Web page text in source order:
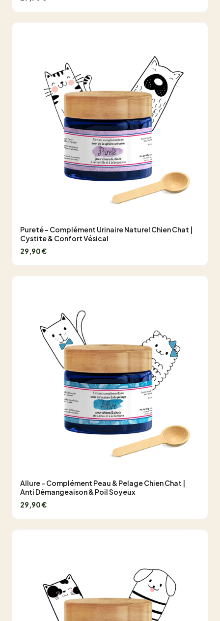
Pureté - Complément Urinaire Naturel Chien Chat |
Cystite & Confort Vésical
29,90 €
Allure - Complément Peau & Pelage Chien Chat |
Anti Démangeaison & Poil Soyeux
29,90 €